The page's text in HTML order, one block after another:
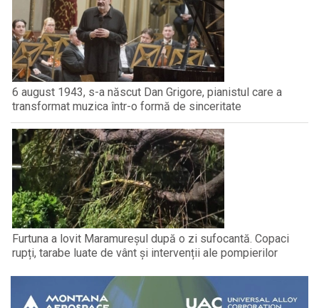
6 august 1943, s-a născut Dan Grigore, pianistul care a
transformat muzica într-o formă de sinceritate
Furtuna a lovit Maramureșul după o zi sufocantă. Copaci
rupți, tarabe luate de vânt și intervenții ale pompierilor